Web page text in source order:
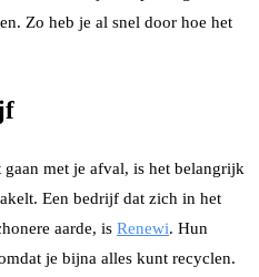
Zo heb je al snel door hoe het
met je afval, is het belangrijk
Een bedrijf dat zich in het
aarde, is Renewi. Hun
je bijna alles kunt recyclen.